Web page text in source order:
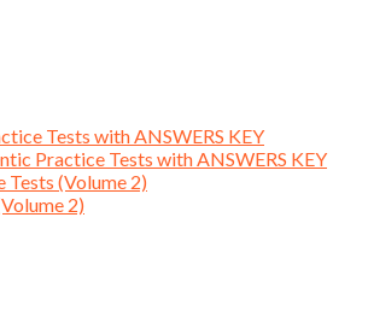
Tests with ANSWERS KEY
Practice Tests with ANSWERS KEY
(Volume 2)
2)